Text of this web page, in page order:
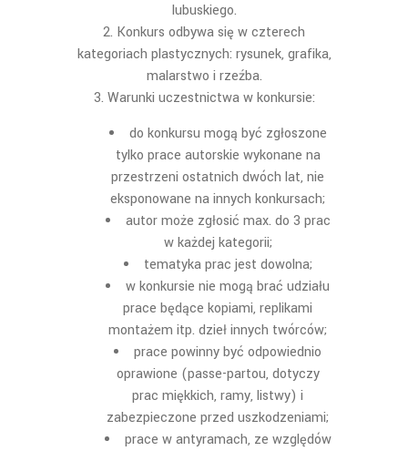
lubuskiego.
Konkurs odbywa się w czterech
kategoriach plastycznych: rysunek, grafika,
malarstwo i rzeźba.
Warunki uczestnictwa w konkursie:
do konkursu mogą być zgłoszone
tylko prace autorskie wykonane na
przestrzeni ostatnich dwóch lat, nie
eksponowane na innych konkursach;
autor może zgłosić max. do 3 prac
w każdej kategorii;
tematyka prac jest dowolna;
w konkursie nie mogą brać udziału
prace będące kopiami, replikami
montażem itp. dzieł innych twórców;
prace powinny być odpowiednio
oprawione (passe-partou, dotyczy
prac miękkich, ramy, listwy) i
zabezpieczone przed uszkodzeniami;
prace w antyramach, ze względów